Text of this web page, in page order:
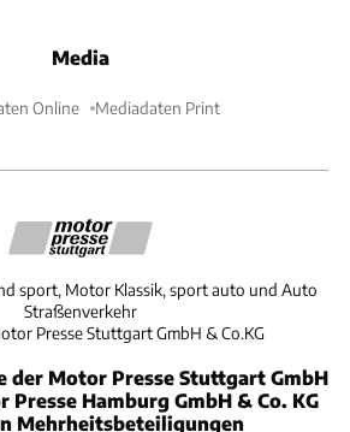
Media
Online Mediadaten Print
sport, Motor Klassik, sport auto und Auto
Straßenverkehr
Presse Stuttgart GmbH & Co.KG
der Motor Presse Stuttgart GmbH
Presse Hamburg GmbH & Co. KG
Mehrheitsbeteiligungen